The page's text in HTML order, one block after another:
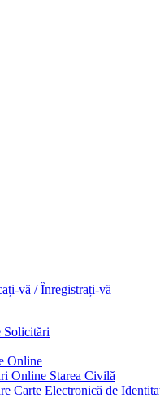
vă / Înregistrați-vă
Solicitări
Online
Online Starea Civilă
Carte Electronică de